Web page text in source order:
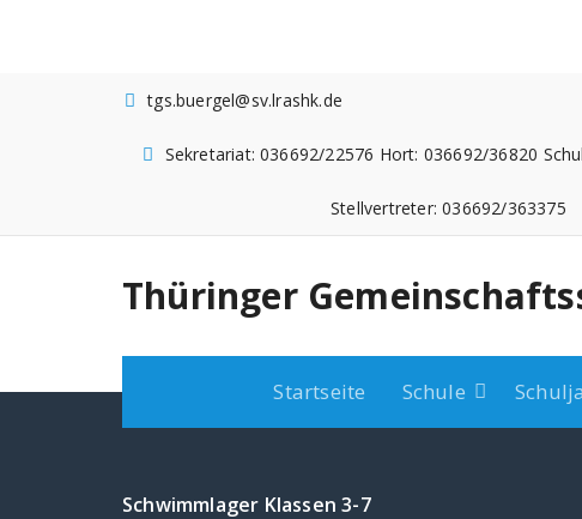
tgs.buergel@sv.lrashk.de
Sekretariat: 036692/22576 Hort: 036692/36820
Stellvertreter: 036692/363375
Thüringer
Startseite Schule
Schwimmlager Klassen 3-7